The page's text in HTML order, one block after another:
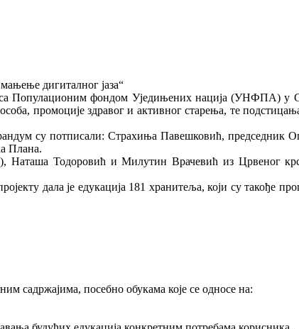
дигиталног јаза“
Популационим фондом Уједињених нација (УНФПА) у
промоције здравог и активног старења, те
су потписали: Страхиња Павешковић, председник
Плана.
Тодоровић и Милутин Врачевић из Црвеног
дала је едукација 181 хранитеља, који су такође
садржајима, посебно обукама које се односе на: